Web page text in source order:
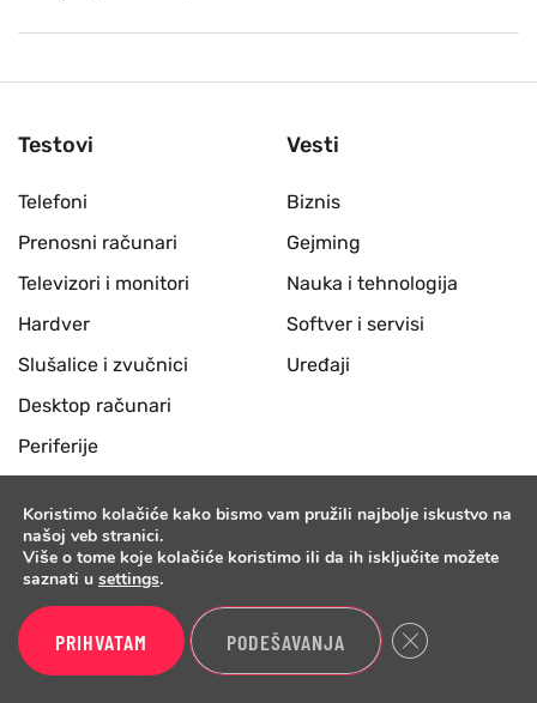
Testovi
Telefoni
Prenosni računari
Televizori i monitori
Hardver
Slušalice i zvučnici
Desktop računari
Periferije
Mrežna oprema
Ostalo
Vesti
Biznis
Gejming
Nauka i tehnologija
Softver i servisi
Uređaji
BenchTV Benchmark
Koristimo kolačiće kako bismo vam pružili najbolje iskustvo na
našoj veb stranici.
Više o tome koje kolačiće koristimo ili da ih isključite možete
saznati u settings.
PRIHVATAM PODEŠAVANJA Close GDPR